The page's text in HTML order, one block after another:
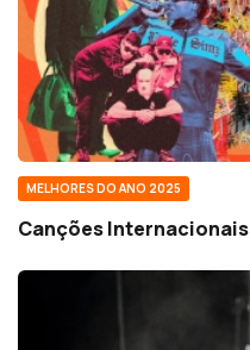
MELHORES DO ANO 2025
Canções Internacionais